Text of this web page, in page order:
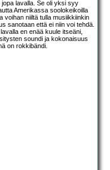
lavalla. Se oli yksi syy
Amerikassa soolokeikoilla
voihan niiltä tulla musiikkiinkin
sanotaan että ei niin voi tehdä.
en enää kuule itseäni,
soundi ja kokonaisuus
on rokkibändi.